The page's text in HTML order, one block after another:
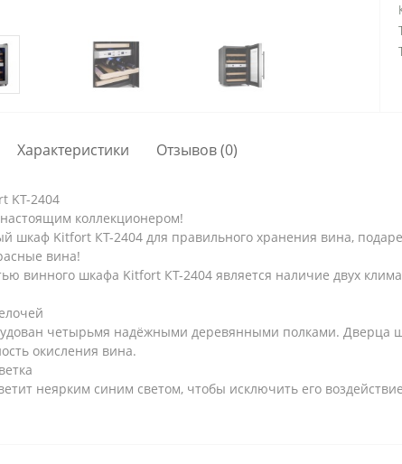
Характеристики Отзывов (0)
KT-2404
коллекционером!
шкаф Kitfort КТ-2404 для правильного хранения вина,
вина!
винного шкафа Kitfort КТ-2404 является наличие двух
четырьмя надёжными деревянными полками. Дверца
окисления вина.
неярким синим светом, чтобы исключить его